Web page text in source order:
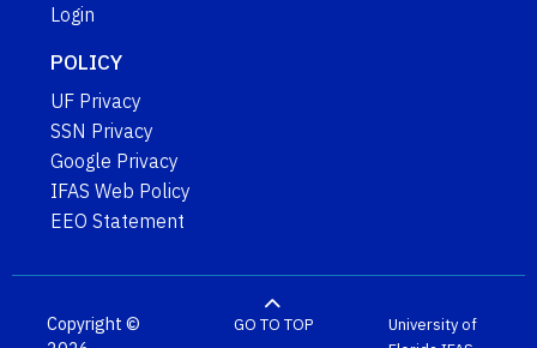
Login
POLICY
UF Privacy
SSN Privacy
Google Privacy
IFAS Web Policy
EEO Statement
Copyright ©
GO TO TOP
University of